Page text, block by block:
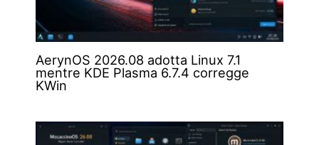
AerynOS 2026.08 adotta Linux 7.1
mentre KDE Plasma 6.7.4 corregge
KWin